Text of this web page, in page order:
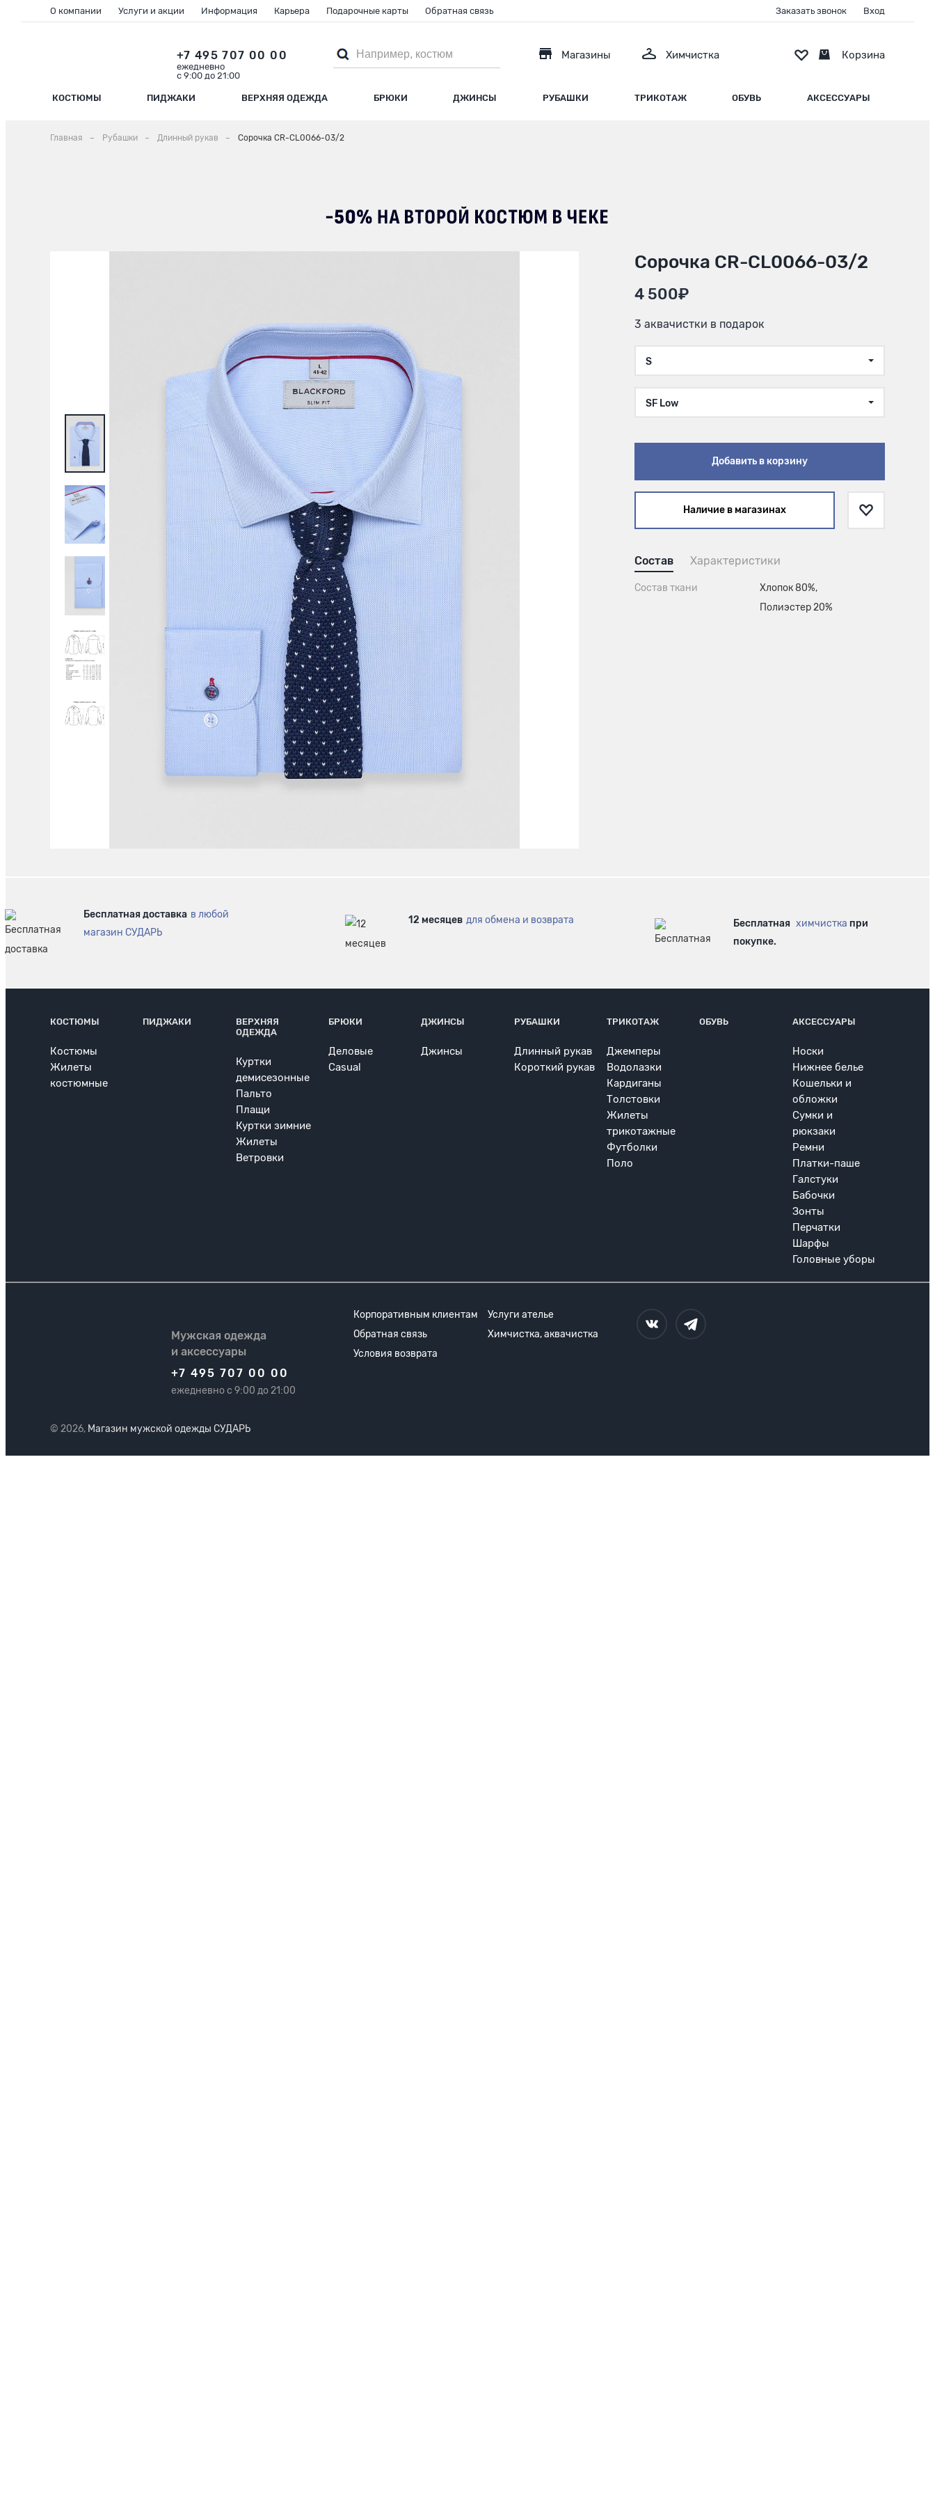
КОСТЮМЫ ПИДЖАКИ ВЕРХНЯЯ ОДЕЖДА БРЮКИ ДЖИНСЫ РУБАШКИ ТРИКОТАЖ ОБУВЬ АКСЕССУАРЫ
+7 495 707 00 00
ежедневно
с 9:00 до 21:00
Магазины Химчистка
О компании Услуги и акции Информация Карьера Подарочные карты Обратная связь Заказать звонок Вход
Корзина
Главная Рубашки Длинный рукав Сорочка CR-CL0066-03/2
Сорочка CR-CL0066-03/2
4 500₽
3 аквачистки в подарок
S
SF Low
Добавить в корзину
Наличие в магазинах
Состав Характеристики
Состав ткани
Хлопок 80%,
Полиэстер 20%
Бесплатная доставка в любой
магазин СУДАРЬ
12 месяцев для обмена и возврата Бесплатная химчистка при
покупке.
КОСТЮМЫ
Костюмы
Жилеты
костюмные
ПИДЖАКИ
ВЕРХНЯЯ
ОДЕЖДА
Куртки
демисезонные
Пальто
Плащи
Куртки зимние
Жилеты
Ветровки
БРЮКИ
Деловые
Casual
ДЖИНСЫ
Джинсы
РУБАШКИ
Длинный рукав
Короткий рукав
ТРИКОТАЖ
Джемперы
Водолазки
Кардиганы
Толстовки
Жилеты
трикотажные
Футболки
Поло
ОБУВЬ АКСЕССУАРЫ
Носки
Нижнее белье
Кошельки и
обложки
Сумки и
рюкзаки
Ремни
Платки-паше
Галстуки
Бабочки
Зонты
Перчатки
Шарфы
Головные уборы
Мужская одежда
и аксессуары
+7 495 707 00 00
ежедневно с 9:00 до 21:00
Корпоративным клиентам
Услуги ателье
Обратная связь
Химчистка, аквачистка
Условия возврата
© 2026, Магазин мужской одежды СУДАРЬ